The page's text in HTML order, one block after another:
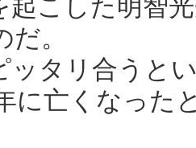
起こした明智
。
ッタリ合うと
に亡くなった